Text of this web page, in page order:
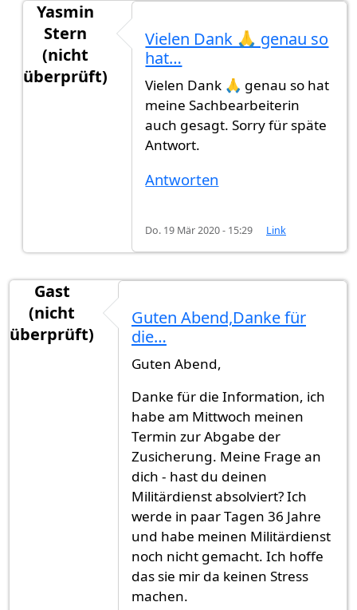
Yasmin
Stern
(nicht
überprüft)
Das türkische Konsulat…vonGast
Vielen Dank 🙏 genau so
hat…
Vielen Dank 🙏 genau so hat
meine Sachbearbeiterin
auch gesagt. Sorry für späte
Antwort.
Antworten
Do. 19 Mär 2020 - 15:29 Link
Gast
(nicht
überprüft)
Guten Abend,Danke für
die…
Guten Abend,
Danke für die Information, ich
habe am Mittwoch meinen
Termin zur Abgabe der
Zusicherung. Meine Frage an
dich - hast du deinen
Militärdienst absolviert? Ich
werde in paar Tagen 36 Jahre
und habe meinen Militärdienst
noch nicht gemacht. Ich hoffe
das sie mir da keinen Stress
machen.